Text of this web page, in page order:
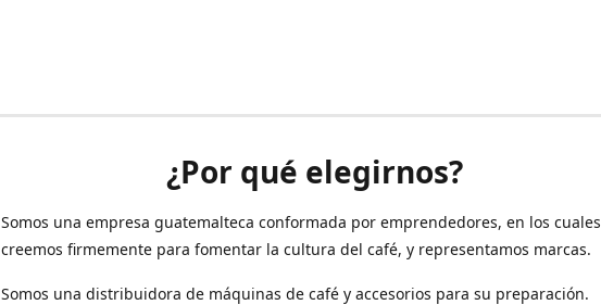
¿Por qué elegirnos?
Somos una empresa guatemalteca conformada por emprendedores, en los cuales
creemos firmemente para fomentar la cultura del café, y representamos marcas.
Somos una distribuidora de máquinas de café y accesorios para su preparación.